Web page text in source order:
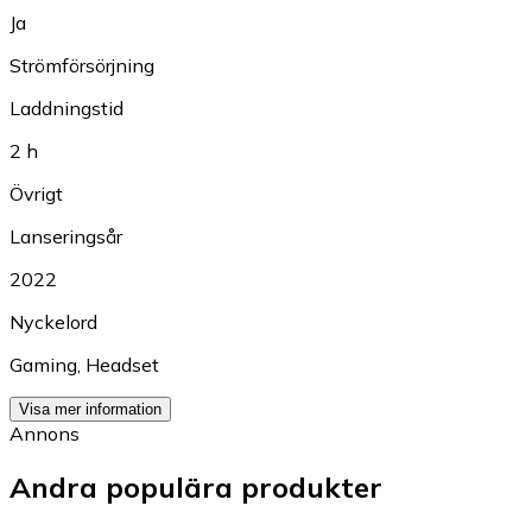
Ja
Strömförsörjning
Laddningstid
2 h
Övrigt
Lanseringsår
2022
Nyckelord
Gaming, Headset
Visa mer information
Annons
Andra populära produkter